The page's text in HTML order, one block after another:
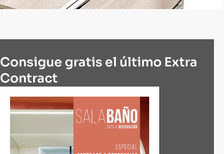
Consigue gratis el último Extra
Contract